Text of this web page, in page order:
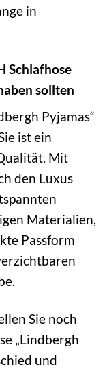
in
Schlafhose
sollten
Pyjamas“
ist ein
Mit
den Luxus
Materialien,
Passform
Sie noch
„Lindbergh
und